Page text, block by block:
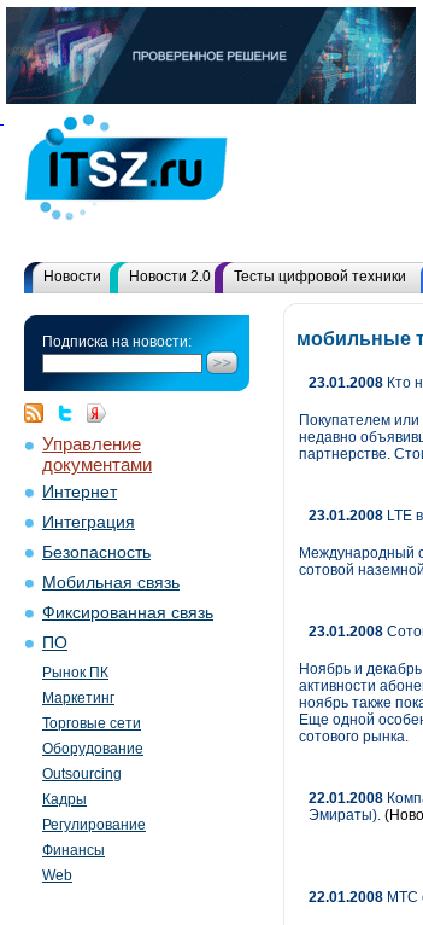
Новости Новости 2.0 Тесты цифровой техники
Подписка на новости:
Управление
документами
Интернет
Интеграция
Безопасность
Мобильная связь
Фиксированная связь
ПО
Рынок ПК
Маркетинг
Торговые сети
Оборудование
Outsourcing
Кадры
Регулирование
Финансы
Web
мобильные
23.01.2008 Кто
Покупателем или
недавно
партнерстве.
23.01.2008 LTE
Международный
сотовой
23.01.2008
Ноябрь и
активности
ноябрь также
Еще одной
сотового рынка.
22.01.2008
Эмираты).
22.01.2008 МТС